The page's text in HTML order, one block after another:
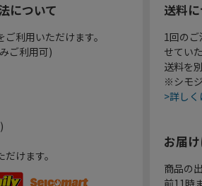
について
利用いただけます。
ご利用可)
けます。
送料
1回の
せてい
送料を
※シモ
>詳し
お届
商品の
前11時